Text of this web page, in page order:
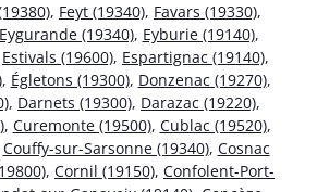
, Feyt (19340), Favars (19330),
Eygurande (19340), Eyburie (19140),
Estivals (19600), Espartignac (19140),
, Égletons (19300), Donzenac (19270),
, Darnets (19300), Darazac (19220),
, Curemonte (19500), Cublac (19520),
Couffy-sur-Sarsonne (19340), Cosnac
, Cornil (19150), Confolent-Port-